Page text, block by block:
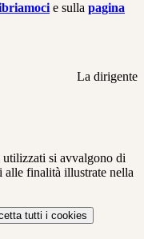
e sulla pagina
La dirigente
utilizzati si avvalgono di
alle finalità illustrate nella
tutti i cookies